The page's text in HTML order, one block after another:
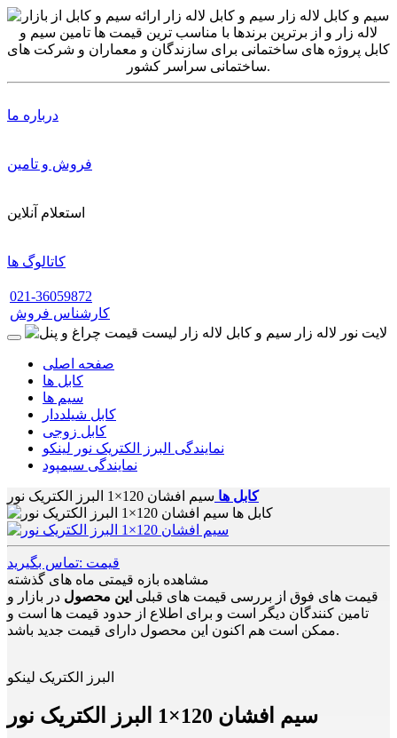
درباره ما
فروش و تامین
استعلام آنلاین
کاتالوگ ها
021-36059872
کارشناس فروش
صفحه اصلی
کابل ها
سیم ها
کابل شیلددار
کابل زوجی
نمایندگی البرز الکتریک نور لینکو
نمایندگی سیمپود
کابل ها سیم افشان 120×1 البرز الکتریک نور
قیمت :تماس بگیرید
مشاهده بازه قیمتی ماه های گذشته
قیمت های فوق از بررسی قیمت های قبلی این محصول در بازار و
تامین کنندگان دیگر است و برای اطلاع از حدود قیمت ها است و
ممکن است هم اکنون این محصول دارای قیمت جدید باشد.
البرز الکتریک لینکو
سیم افشان 120×1 البرز الکتریک نور